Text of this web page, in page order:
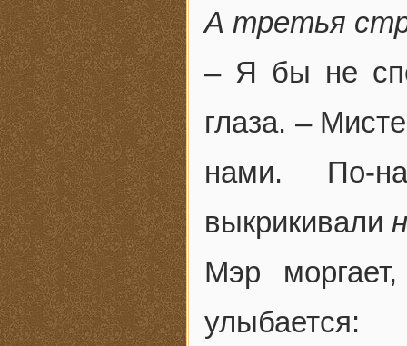
А третья
– Я бы не
глаза. –
нами. По-
выкрикивали
Мэр
улыбается: